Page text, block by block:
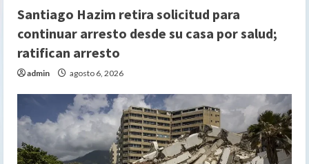
Santiago Hazim retira solicitud para
continuar arresto desde su casa por salud;
ratifican arresto
admin agosto 6, 2026